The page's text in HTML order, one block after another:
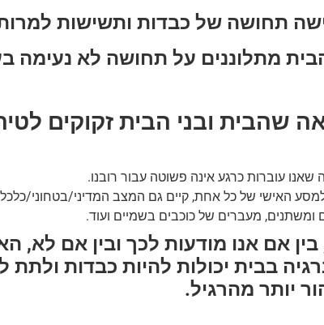
תחושה של כבדות ותשישות
מתלוננים על תחושה לא נעימה
שהבית ובני הבית זקוקים
שאנו עוברות כרגע אינה פשוטה עבור רובנו.
האישי של כל אחת, קיים גם המצב המדיני/בטחוני/
ומשתנים, מעברים של כוכבים בשמיים ועוד.
בין אם אנו מודעות לכך ובין אם לא,
בבית יכולות להיות כבדות
יותר מהרגיל.